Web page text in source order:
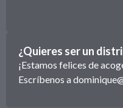
¿Quieres ser un
¡Estamos felices de
Escríbenos a